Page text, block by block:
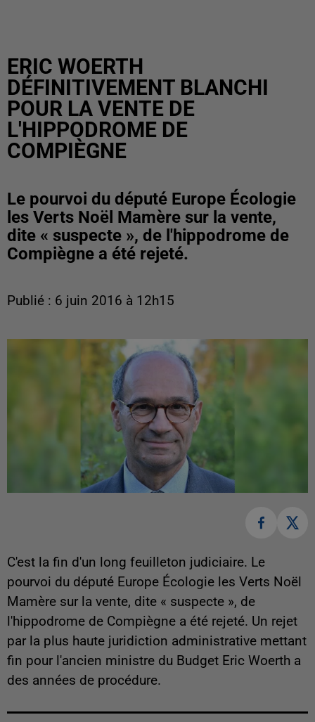
ERIC WOERTH
DÉFINITIVEMENT BLANCHI
POUR LA VENTE DE
L'HIPPODROME DE
COMPIÈGNE
Le pourvoi du député Europe Écologie
les Verts Noël Mamère sur la vente,
dite « suspecte », de l'hippodrome de
Compiègne a été rejeté.
Publié : 6 juin 2016 à 12h15
C'est la fin d'un long feuilleton judiciaire. Le
pourvoi du député Europe Écologie les Verts Noël
Mamère sur la vente, dite « suspecte », de
l'hippodrome de Compiègne a été rejeté. Un rejet
par la plus haute juridiction administrative mettant
fin pour l'ancien ministre du Budget Eric Woerth a
des années de procédure.